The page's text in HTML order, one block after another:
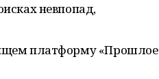
невпопад,
платформу